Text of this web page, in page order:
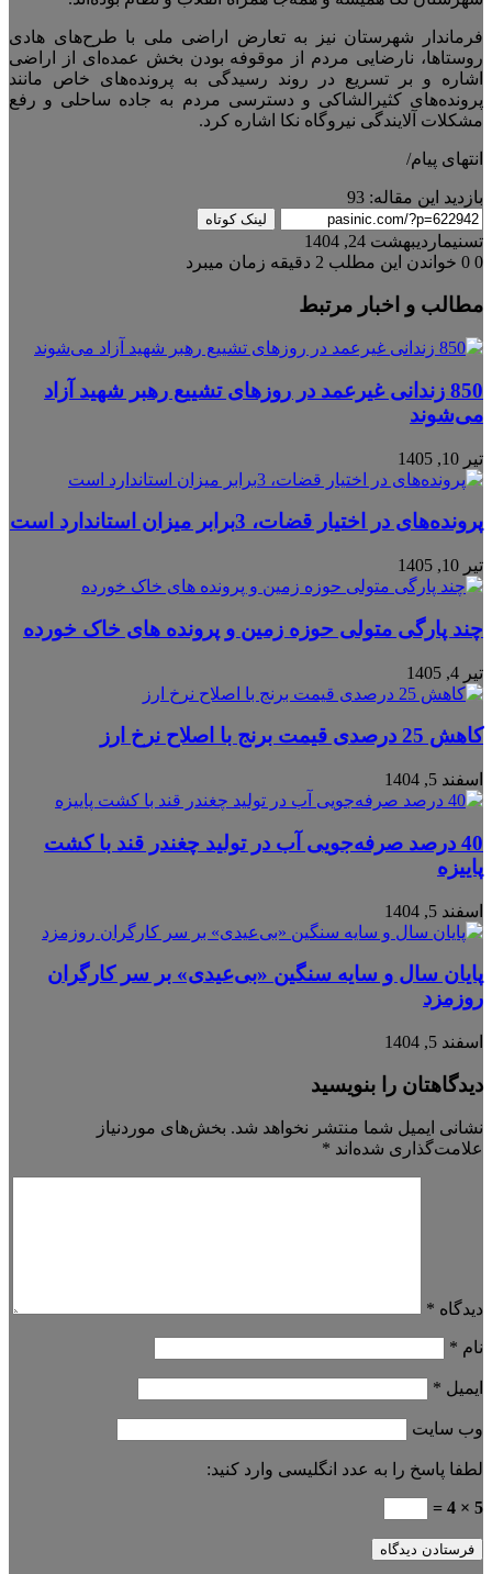
فرماندار شهرستان نیز به تعارض اراضی ملی با طرح‌های هادی
روستاها، نارضایی مردم از موقوفه بودن بخش عمده‌ای از اراضی
اشاره و بر تسریع در روند رسیدگی به پرونده‌های خاص مانند
پرونده‌های کثیرالشاکی و دسترسی مردم به جاده ساحلی و رفع
مشکلات آلایندگی نیروگاه نکا اشاره کرد.
انتهای پیام/
بازدید این مقاله: 93
لینک کوتاه
تسنیماردیبهشت 24, 1404
0
خواندن این مطلب 2 دقیقه زمان میبرد
مطالب و اخبار مرتبط
850 زندانی غیرعمد در روزهای تشییع رهبر شهید آزاد
می‌شوند
تیر 10, 1405
پرونده‌های در اختیار قضات، 3برابر میزان استاندارد است
تیر 10, 1405
چند پارگی متولی حوزه زمین و پرونده های خاک خورده
تیر 4, 1405
کاهش 25 درصدی قیمت برنج با اصلاح نرخ ارز
اسفند 5, 1404
40 درصد صرفه‌جویی آب در تولید چغندر قند با کشت
پاییزه
اسفند 5, 1404
پایان سال و سایه سنگین «بی‌عیدی» بر سر کارگران
روزمزد
اسفند 5, 1404
دیدگاهتان را بنویسید
نشانی ایمیل شما منتشر نخواهد شد. بخش‌های موردنیاز
علامت‌گذاری شده‌اند *
دیدگاه *
نام *
ایمیل *
وب‌ سایت
لطفا پاسخ را به عدد انگلیسی وارد کنید:
5 × 4 =